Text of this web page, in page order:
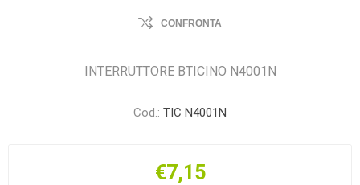
CONFRONTA
INTERRUTTORE BTICINO N4001N
Cod.: TIC N4001N
€7,15